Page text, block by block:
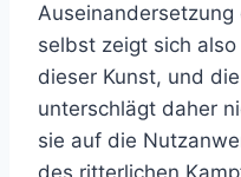
selbst zeigt sich
dieser Kunst, und
unterschlägt daher
sie auf die
des ritterlichen